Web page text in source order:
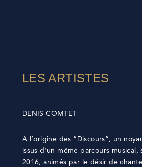
LES ARTISTES
DENIS COMTET
A l’origine des “Discours”, un
issus d’un même parcours musical,
2016, animés par le désir de